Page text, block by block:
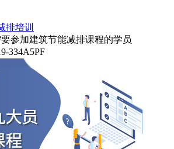
排培训
参加建筑节能减排课程的学员
334A5PF